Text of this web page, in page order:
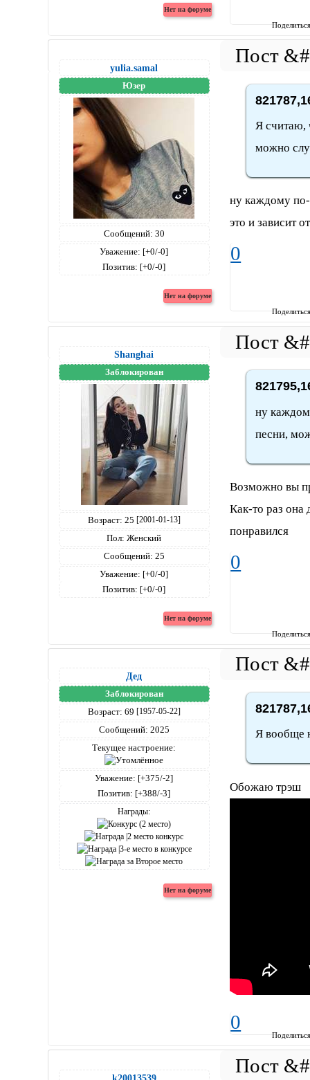
yulia.samal
Юзер
Сообщений: 30
Уважение: [+0/-0]
Позитив: [+0/-0]
Я считаю,
можно
ну каждому по-
это и зависит
0
Shanghai
Заблокирован
Возраст: 25 [2001-01-13]
Пол: Женский
Сообщений: 25
Уважение: [+0/-0]
Позитив: [+0/-0]
ну
песни,
Возможно вы
Как-то раз она
понравился
0
Дед
Заблокирован
Возраст: 69 [1957-05-22]
Сообщений: 2025
Текущее настроение:
Уважение: [+375/-2]
Позитив: [+388/-3]
Награды:
Я вообще
Обожаю трэш
0
k20013539